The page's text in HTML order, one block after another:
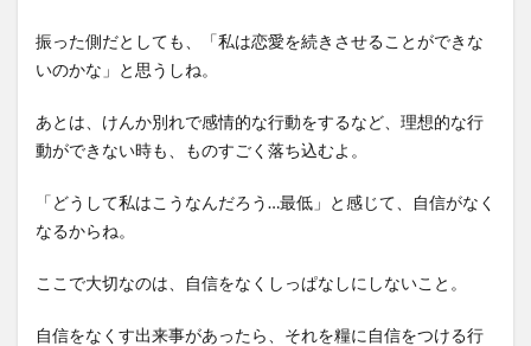
振った側だとしても、「私は恋愛を続きさせることができな
いのかな」と思うしね。
あとは、けんか別れで感情的な行動をするなど、理想的な行
動ができない時も、ものすごく落ち込むよ。
「どうして私はこうなんだろう…最低」と感じて、自信がなく
なるからね。
ここで大切なのは、自信をなくしっぱなしにしないこと。
自信をなくす出来事があったら、それを糧に自信をつける行